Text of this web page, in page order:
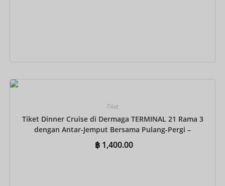
Tambah ke keranjang
Tiket
Tiket Dinner Cruise di Dermaga TERMINAL 21 Rama 3
dengan Antar-Jemput Bersama Pulang-Pergi –
Prasmanan Internasional
฿ 1,400.00